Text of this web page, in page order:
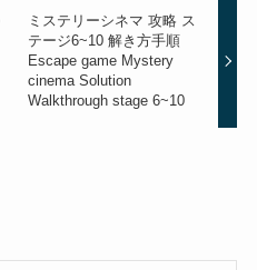
ミステリーシネマ 攻略 ス
テージ6~10 解き方手順
Escape game Mystery
cinema Solution
Walkthrough stage 6~10